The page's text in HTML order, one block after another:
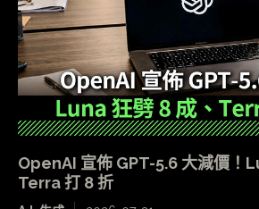
OpenAI 宣佈 GPT-5.6 大減價！
Terra 打 8 折